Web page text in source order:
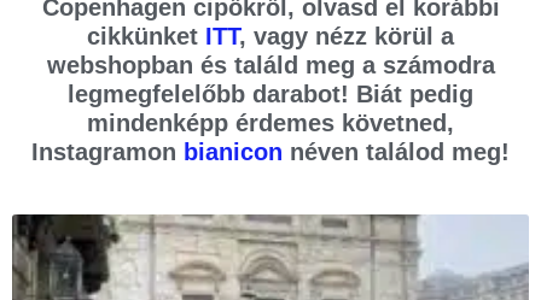
Copenhagen cipőkről, olvasd el korábbi
cikkünket ITT, vagy nézz körül a
webshopban és találd meg a számodra
legmegfelelőbb darabot! Biát pedig
mindenképp érdemes követned,
Instagramon bianicon néven találod meg!